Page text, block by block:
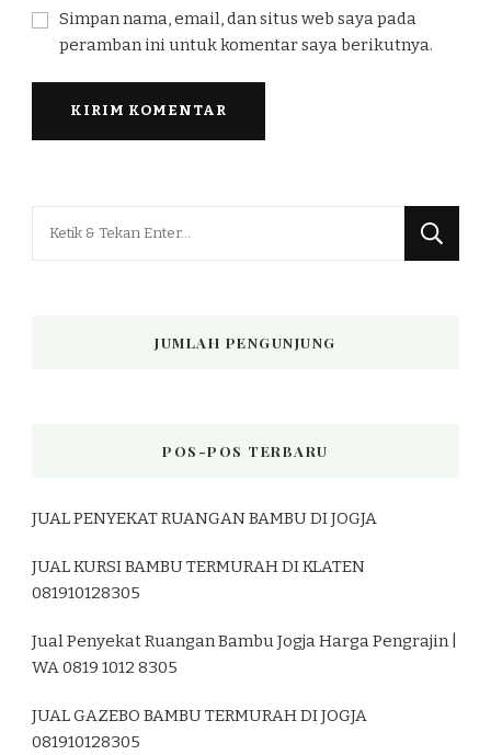
Simpan nama, email, dan situs web saya pada
peramban ini untuk komentar saya berikutnya.
JUMLAH PENGUNJUNG
POS-POS TERBARU
JUAL PENYEKAT RUANGAN BAMBU DI JOGJA
JUAL KURSI BAMBU TERMURAH DI KLATEN
081910128305
Jual Penyekat Ruangan Bambu Jogja Harga Pengrajin |
WA 0819 1012 8305
JUAL GAZEBO BAMBU TERMURAH DI JOGJA
081910128305